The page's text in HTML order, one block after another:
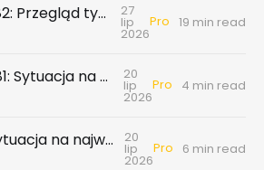
INSIGHT #182: Przegląd tygodniowy | Rynek biurowy - powierzchni biurowych nie brakuje, chyba że tych w najnowszym standardzie 27
lip
2026
Pro 19 min read
INSIGHT #181: Sytuacja na największych rynkach mieszkaniowych po II kwartale 2026 20
lip
2026
Pro 4 min read
RAPORT | Sytuacja na największych rynkach mieszkaniowych po II kwartale 2026 20
lip
2026
Pro 6 min read